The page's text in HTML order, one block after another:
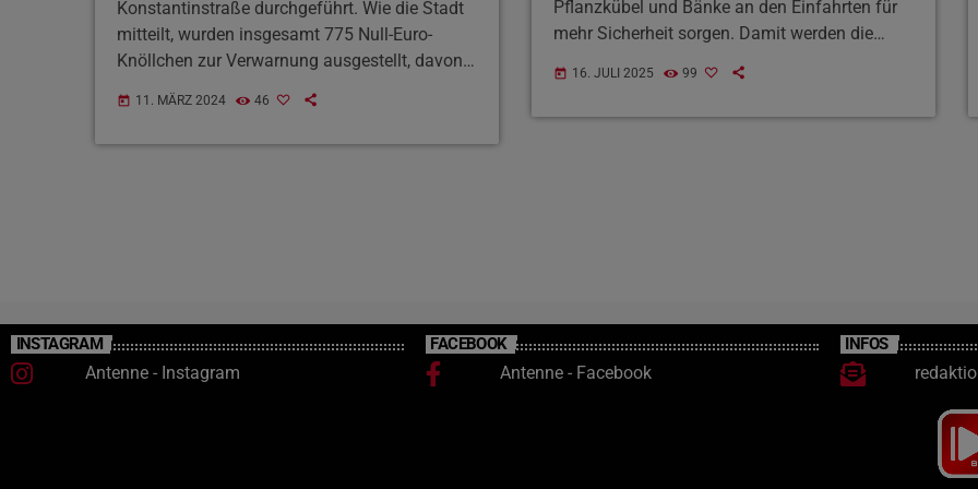
Pflanzkübel und Bänke an den Einfahrten für
mehr Sicherheit sorgen. Damit werden die
bremsen. Auch die Poller am Hauptmarkt
werden ab September aktiviert. Feuerwehr und
today 16. JULI 2025 99
Konstantinstraße durchgeführt. Wie die Stadt
mitteilt, wurden insgesamt 775 Null-Euro-
Knöllchen zur Verwarnung ausgestellt, davon
endet diese Schonfrist allerdings: Wer sein
Fahrzeug jetzt in der Sperrzeit von 11 bis 6 Uhr
today 11. MÄRZ 2024 46
INSTAGRAM
Antenne - Instagram
FACEBOOK
Antenne - Facebook
INFOS